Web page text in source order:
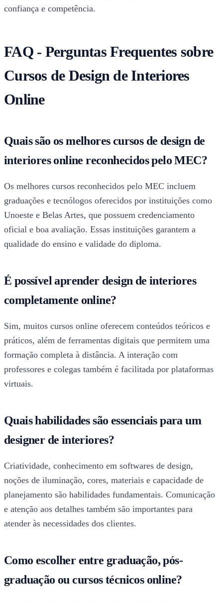
confiança e competência.
FAQ - Perguntas Frequentes sobre
Cursos de Design de Interiores
Online
Quais são os melhores cursos de design de
interiores online reconhecidos pelo MEC?
Os melhores cursos reconhecidos pelo MEC incluem
graduações e tecnólogos oferecidos por instituições como
Unoeste e Belas Artes, que possuem credenciamento
oficial e boa avaliação. Essas instituições garantem a
qualidade do ensino e validade do diploma.
É possível aprender design de interiores
completamente online?
Sim, muitos cursos online oferecem conteúdos teóricos e
práticos, além de ferramentas digitais que permitem uma
formação completa à distância. A interação com
professores e colegas também é facilitada por plataformas
virtuais.
Quais habilidades são essenciais para um
designer de interiores?
Criatividade, conhecimento em softwares de design,
noções de iluminação, cores, materiais e capacidade de
planejamento são habilidades fundamentais. Comunicação
e atenção aos detalhes também são importantes para
atender às necessidades dos clientes.
Como escolher entre graduação, pós-
graduação ou cursos técnicos online?